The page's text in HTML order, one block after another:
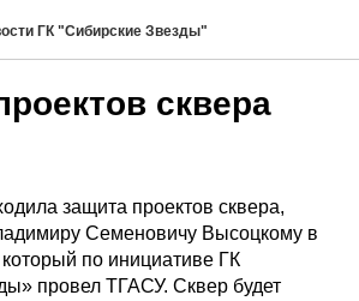
ГК "Сибирские Звезды"
сквера
защита проектов сквера,
Семеновичу Высоцкому в
который по инициативе ГК
провел ТГАСУ. Сквер будет